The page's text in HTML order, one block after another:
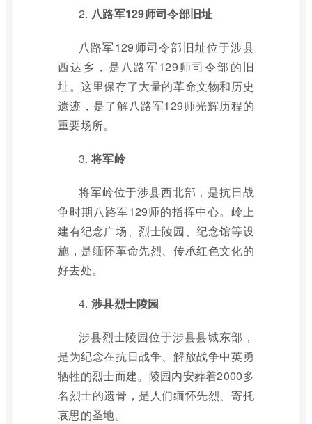
2. 八路军129师司令部旧址
八路军129师司令部旧址位于涉县
西达乡，是八路军129师司令部的旧
址。这里保存了大量的革命文物和历史
遗迹，是了解八路军129师光辉历程的
重要场所。
3.将军岭
将军岭位于涉县西北部，是抗日战
争时期八路军129师的指挥中心。岭上
建有纪念广场、烈士陵园、纪念馆等设
施，是缅怀革命先烈、传承红色文化的
好去处。
4. 涉县烈士陵园
涉县烈士陵园位于涉县县城东部，
是为纪念在抗日战争、解放战争中英勇
牺牲的烈士而建。陵园内安葬着2000多
名烈士的遗骨，是人们缅怀先烈、寄托
哀思的圣地。